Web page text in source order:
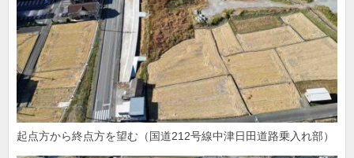
起点方から終点方を望む（国道212号線中津日田道路乗入れ部）